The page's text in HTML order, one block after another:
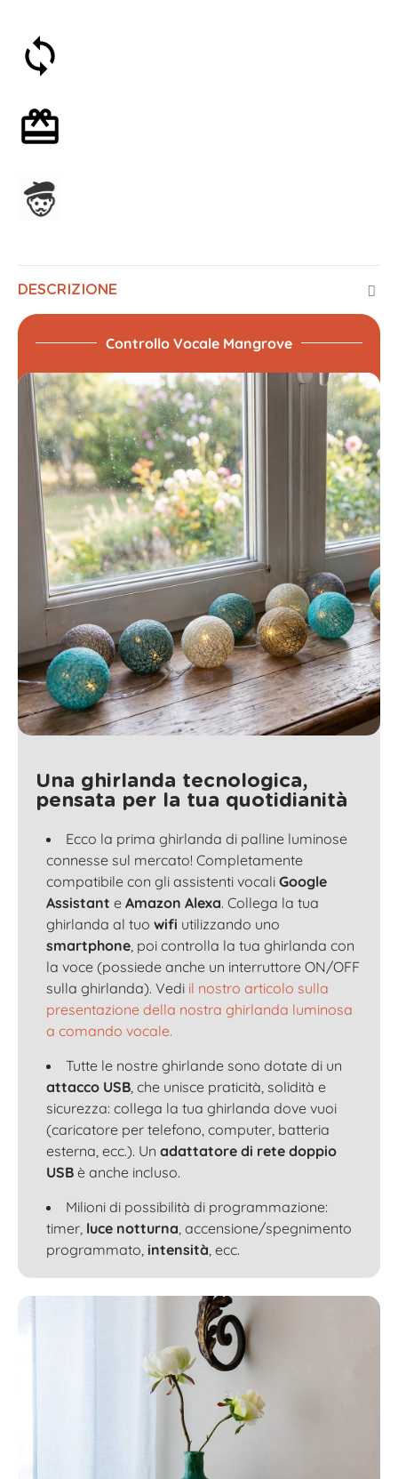
DESCRIZIONE
Controllo Vocale Mangrove
Una ghirlanda tecnologica,
pensata per la tua quotidianità
Ecco la prima ghirlanda di palline luminose
connesse sul mercato! Completamente
compatibile con gli assistenti vocali Google
Assistant e Amazon Alexa. Collega la tua
ghirlanda al tuo wifi utilizzando uno
smartphone , poi controlla la tua ghirlanda con
la voce (possiede anche un interruttore ON/OFF
sulla ghirlanda). Vedi il nostro articolo sulla
presentazione della nostra ghirlanda luminosa
a comando vocale.
Tutte le nostre ghirlande sono dotate di un
attacco USB , che unisce praticità, solidità e
sicurezza: collega la tua ghirlanda dove vuoi
(caricatore per telefono, computer, batteria
esterna, ecc.). Un adattatore di rete doppio
USB è anche incluso.
Milioni di possibilità di programmazione:
timer, luce notturna , accensione/spegnimento
programmato, intensità , ecc.